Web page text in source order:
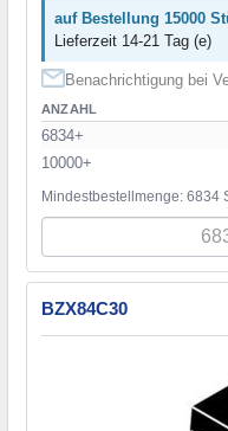
auf Bestellung 15000
Lieferzeit 14-21 Tag (e)
Benachrichtigung bei
ANZAHL
6834+
10000+
Mindestbestellmenge: 6834
BZX84C30